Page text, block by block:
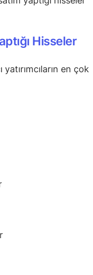
Hisseler
en çok